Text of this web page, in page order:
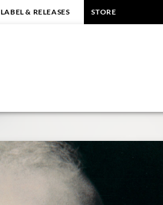
LABEL & RELEASES STORE